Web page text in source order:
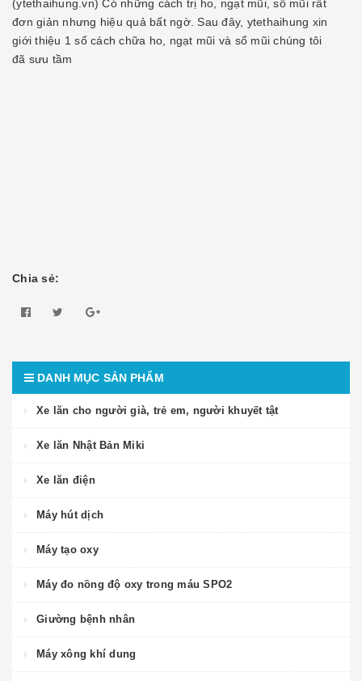
(ytethaihung.vn) Có những cách trị ho, ngạt mũi, sổ mũi rất
đơn giản nhưng hiệu quả bất ngờ. Sau đây, ytethaihung xin
giới thiệu 1 số cách chữa ho, ngạt mũi và sổ mũi chúng tôi
đã sưu tầm
Chia sẻ:
DANH MỤC SẢN PHẨM
Xe lăn cho người già, trẻ em, người khuyết tật
Xe lăn Nhật Bản Miki
Xe lăn điện
Máy hút dịch
Máy tạo oxy
Máy đo nồng độ oxy trong máu SPO2
Giường bệnh nhân
Máy xông khí dung